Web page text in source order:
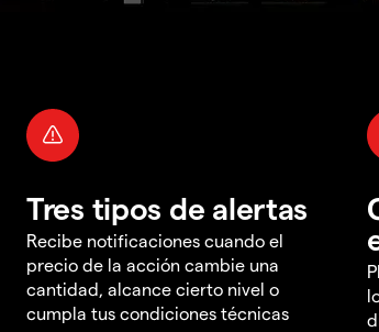
Tres tipos de alertas
Recibe notificaciones cuando el
precio de la acción cambie una
cantidad, alcance cierto nivel o
cumpla tus condiciones técnicas